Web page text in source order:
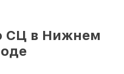
Philips в городе
повышая
СЦ в Нижнем